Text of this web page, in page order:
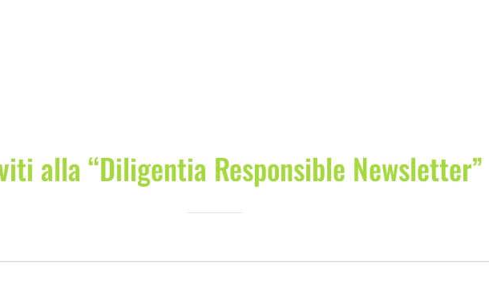
alla “Diligentia Responsible Newsletter”